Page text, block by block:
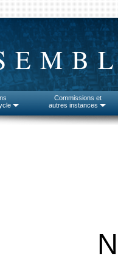
Commissions et
autres instances
N